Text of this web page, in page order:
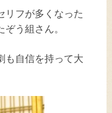
リフが多くなった
う組さん。
も自信を持って大